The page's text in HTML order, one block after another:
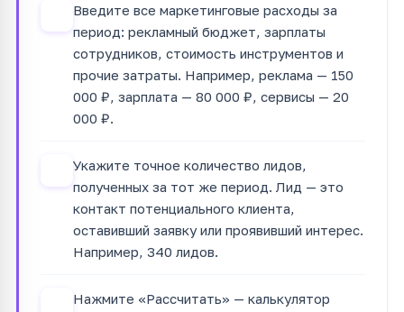
Введите все маркетинговые расходы за
период: рекламный бюджет, зарплаты
сотрудников, стоимость инструментов и
прочие затраты. Например, реклама — 150
000 ₽, зарплата — 80 000 ₽, сервисы — 20
000 ₽.
Укажите точное количество лидов,
полученных за тот же период. Лид — это
контакт потенциального клиента,
оставивший заявку или проявивший интерес.
Например, 340 лидов.
Нажмите «Рассчитать» — калькулятор